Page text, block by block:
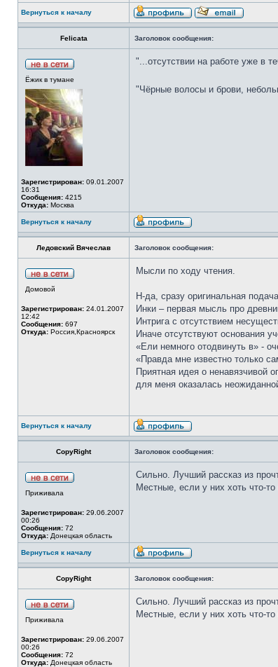
Вернуться к началу
Felicata Заголовок сообщения:
Ёжик в тумане
Зарегистрирован: 09.01.2007
16:31
Сообщения: 4215
Откуда: Москва
"...отсутствии на работе уже в
"Чёрные волосы и брови,
Вернуться к началу
Ледовский Вячеслав Заголовок сообщения:
Домовой
Зарегистрирован: 24.01.2007
12:42
Сообщения: 697
Откуда: Россия,Красноярск
Мысли по ходу чтения.
Н-да, сразу оригинальная
Инки – первая мысль про
Интрига с отсутствием
Иначе отсутствуют основания
«Ели немного отодвинуть в» -
«Правда мне известно только
Приятная идея о ненавязчивой
для меня оказалась
Вернуться к началу
CopyRight Заголовок сообщения:
Приживала
Зарегистрирован: 29.06.2007
00:26
Сообщения: 72
Откуда: Донецкая область
Сильно. Лучший рассказ из
Местные, если у них хоть что-
Вернуться к началу
CopyRight Заголовок сообщения:
Приживала
Зарегистрирован: 29.06.2007
00:26
Сообщения: 72
Откуда: Донецкая область
Сильно. Лучший рассказ из
Местные, если у них хоть что-